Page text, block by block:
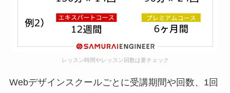
レッスン時間やレッスン回数は要チェック
Webデザインスクールごとに受講期間や回数、1回